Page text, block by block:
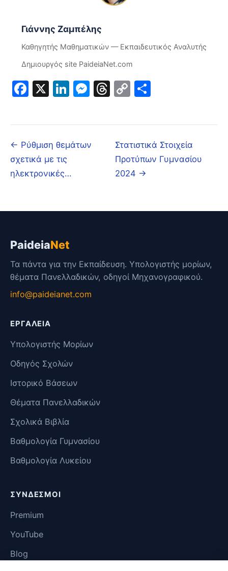
Γιάννης Ζαμπέλης
Καθηγητής Μαθηματικών — Εκπαιδευτικός Αναλυτής
Δημιουργός site PaideiaNet.com
Facebook
X LinkedIn
Messenger
Threads
Copy
← Ρύθμιση θεμάτων
σχετικά με τις
ηλεκτρονικές…
Στατιστικά Στοιχεία
Προτύπων Γυμνασίου
2024 →
PaideiaNet
Τα πάντα για την Εκπαίδευση. Υπολογιστής μορίων,
θέματα Πανελλαδικών, οδηγοί Μηχανογραφικού.
info@paideianet.com
ΕΡΓΑΛΕΊΑ
Υπολογιστής Μορίων
Οδηγός Σχολών
Ιστορικό Βάσεων
Θέματα Πανελλαδικών
Σχολικά Βιβλία
Βαθμολογία Γυμνασίου
Βαθμολογία Λυκείου
ΣΎΝΔΕΣΜΟΙ
Premium
YouTube
Blog